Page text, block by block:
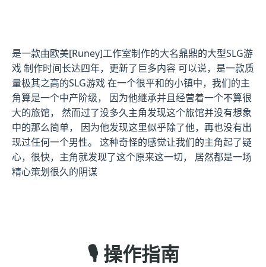
是一款由欧美[Runey]工作室制作的大名鼎鼎的大型SLG游
戏 制作时间长达四年，更新了巨多内容 可以说，是一款质
量极其之高的SLG游戏 在一个很平和的小镇中，我们的主
角算是一个中产阶级， 因为他继承并且经营着一个不算很
大的旅馆， 然而过了没多久主角发现这个旅馆并没有想象
中的那么简单， 因为他发现这里似乎除了他，再也没有出
现过任何一个男性。 这种奇怪的感觉让我们的主角起了疑
心，很快，主角就发现了这个原来这一切， 居然都是一场
精心策划很久的阴谋
🎙️ 操作指南